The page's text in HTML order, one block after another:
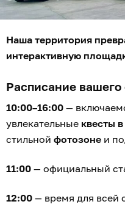
Наша территория
интерактивную
Расписание вашего
10:00–16:00 —
увлекательные квесты
стильной фотозоне и
11:00 — официальный
12:00 — время для всей